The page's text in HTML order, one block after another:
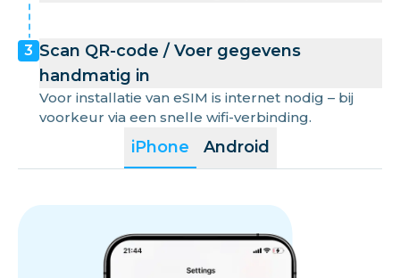
iPhone Android
3 Scan QR-code / Voer gegevens
handmatig in
Voor installatie van eSIM is internet nodig – bij
voorkeur via een snelle wifi-verbinding.